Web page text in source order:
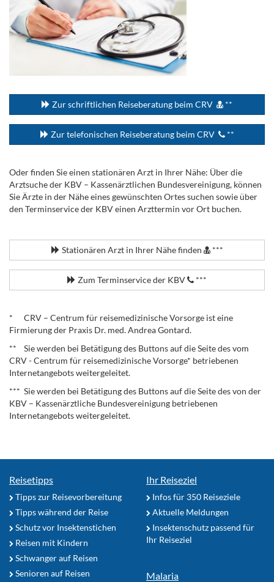
Zur schriftlichen Reiseberatung beim CRV **
Zur telefonischen Reiseberatung beim CRV **
Oder finden Sie einen stationären Arzt in Ihrer Nähe: Über die
Arztsuche der KBV – Kassenärztlichen Bundesvereinigung, können
Sie Ärzte in der Nähe eines gewünschten Ortes suchen sowie über
den Terminservice der KBV einen Arzttermin vor Ort buchen.
Stationären Arzt in Ihrer Nähe finden ***
Zum Terminservice der KBV ***
* CRV – Centrum für reisemedizinische Vorsorge ist eine
Firmierung der Praxis Dr. med. Andrea Gontard.
** Sie werden bei Betätigung des Buttons auf die Seite des vom
CRV - Centrum für reisemedizinische Vorsorge* betriebenen
Internetangebots weitergeleitet.
*** Sie werden bei Betätigung des Buttons auf die Seite des von der
KBV – Kassenärztliche Bundesvereinigung betriebenen
Internetangebots weitergeleitet.
Reisetipps
Tipps zur Reisevorbereitung
Tipps während der Reise
Schutz vor Insektenstichen
Reisen mit Kindern
Schwanger auf Reisen
Senioren auf Reisen
Ihr Reiseziel
Infos für 350 Reiseziele
Aktuelle Meldungen
Insektenschutz passend für
Ihr Reiseziel
Malaria